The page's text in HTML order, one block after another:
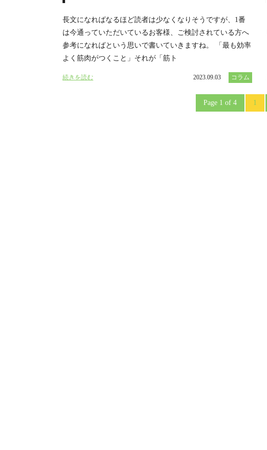
長文になればなるほど読者は少なくなりそうですが、1番
は今通っていただいているお客様、ご検討されている方へ
参考になればという思いで書いていきますね。 「最も効率
よく筋肉がつくこと」それが「筋ト
続きを読む 2023.09.03 コラム
Page 1 of 4 1